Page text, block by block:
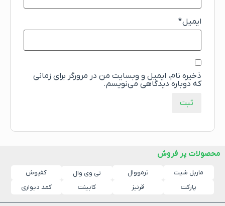
ایمیل*
ذخیره نام، ایمیل و وبسایت من در مرورگر برای زمانی
که دوباره دیدگاهی می‌نویسم.
محصولات پر فروش
ماربل شیت ترمووال تی وی وال
کفپوش
پارکت
قرنیز کابینت کمد دیواری